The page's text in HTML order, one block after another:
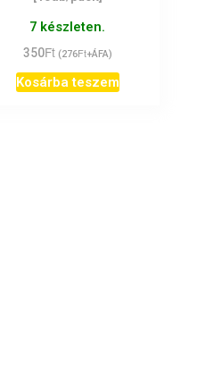
7 készleten.
350Ft (276Ft+ÁFA)
Kosárba teszem